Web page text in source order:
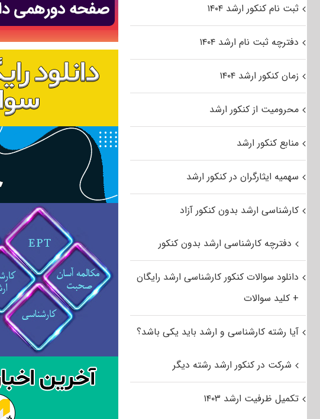
ثبت نام کنکور ارشد ۱۴۰۴
دفترچه ثبت نام ارشد ۱۴۰۴
زمان کنکور ارشد ۱۴۰۴
محرومیت از کنکور ارشد
منابع کنکور ارشد
سهمیه ایثارگران در کنکور ارشد
کارشناسی ارشد بدون کنکور آزاد
دفترچه کارشناسی ارشد بدون کنکور
دانلود سوالات کنکور کارشناسی ارشد رایگان
+ کلید سوالات
آیا رشته کارشناسی و ارشد باید یکی باشد؟
شرکت در کنکور ارشد رشته دیگر
تکمیل ظرفیت ارشد ۱۴۰۳